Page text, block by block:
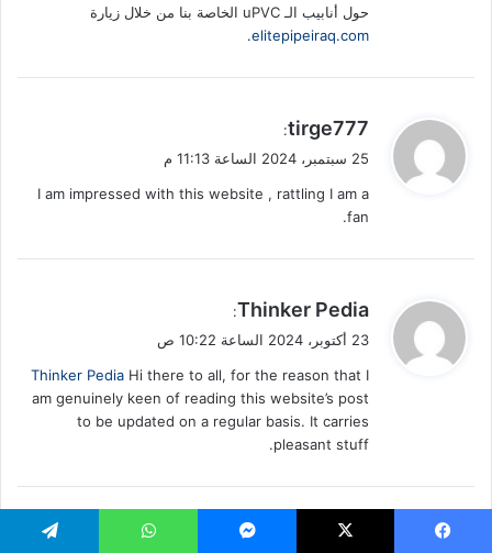
حول أنابيب الـ uPVC الخاصة بنا من خلال زيارة
elitepipeiraq.com
.
ي
ق
ل
tirge777
:
25 سبتمبر، 2024 الساعة 11:13 م
I am impressed with this website , rattling I am a
fan.
ي
ق
ل
Thinker Pedia
:
23 أكتوبر، 2024 الساعة 10:22 ص
Thinker Pedia Hi there to all, for the reason that I
am genuinely keen of reading this website’s post
to be updated on a regular basis. It carries
pleasant stuff.
tar tolo ghura da fahsh katal